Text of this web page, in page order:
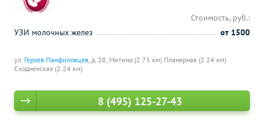
ул. Героев Панфиловцев, д. 28, Митино (2.75 км) Планерная (2.24 км)
Сходненская (2.24 км)
Стоимость, руб.:
УЗИ молочных желез
от 1500
8 (495) 125-27-43